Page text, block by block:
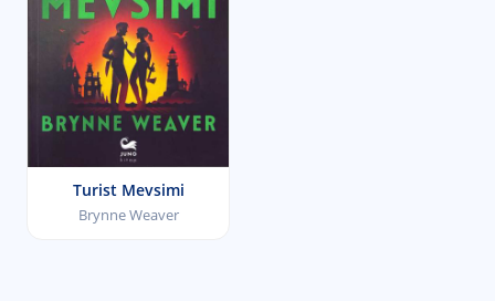
Turist Mevsimi
Brynne Weaver